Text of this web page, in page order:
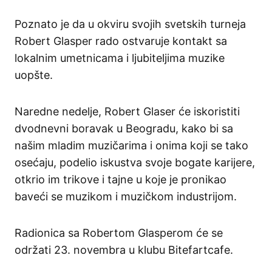
Poznato je da u okviru svojih svetskih turneja
Robert Glasper rado ostvaruje kontakt sa
lokalnim umetnicama i ljubiteljima muzike
uopšte.
Naredne nedelje, Robert Glaser će iskoristiti
dvodnevni boravak u Beogradu, kako bi sa
našim mladim muzičarima i onima koji se tako
osećaju, podelio iskustva svoje bogate karijere,
otkrio im trikove i tajne u koje je pronikao
baveći se muzikom i muzičkom industrijom.
Radionica sa Robertom Glasperom će se
održati 23. novembra u klubu Bitefartcafe.